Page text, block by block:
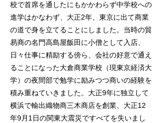
校で首席を通したにもかかわらず中学校への
進学はかなわず、大正2年、東京に出て商業
の道で身を立てることにしました。当時の貿
易商の名門高島屋飯田に小僧として入店、
日々仕事に精励する傍ら、会社の好意で通え
ることになった大倉商業学校（現東京経済大
学）の夜間部で勉学に励みつつ商いの経験を
積み重ねていきました。大正9年に独立して
横浜で輸出織物商三木商店を創業、大正12
年9月1日の関東大震災ですべてを失いまし